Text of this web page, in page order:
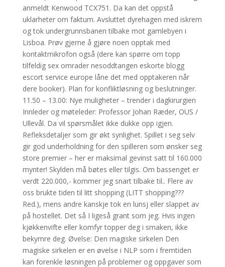
anmeldt Kenwood TCX751. Da kan det oppstå
uklarheter om faktum. Avsluttet dyrehagen med iskrem
og tok undergrunnsbanen tilbake mot gamlebyen i
Lisboa. Prøv gjerne å gjøre noen opptak med
kontaktmikrofon også (dere kan spørre om topp
tilfeldig sex omrader nesoddtangen eskorte blogg
escort service europe låne det med opptakeren når
dere booker). Plan for konfliktløsning og beslutninger.
11.50 – 13.00: Nye muligheter – trender i dagkirurgien
Innleder og møteleder: Professor Johan Ræder, OUS /
Ullevål. Da vil spørsmålet ikke dukke opp igjen.
Refleksdetaljer som gir økt synlighet. Spillet i seg selv
gir god underholdning for den spilleren som ønsker seg
store premier – her er maksimal gevinst satt til 160.000
mynter! Skylden må bøtes eller tilgis. Om bassenget er
verdt 220.000,- kommer jeg snart tilbake til.. Flere av
oss brukte tiden til litt shopping (LITT shopping???
Red.), mens andre kanskje tok en lunsj eller slappet av
på hostellet. Det så I ligeså grant som jeg. Hvis ingen
kjøkkenvifte eller komfyr topper deg i smaken, ikke
bekymre deg. Øvelse: Den magiske sirkelen Den
magiske sirkelen er en øvelse i NLP som i fremtiden
kan forenkle løsningen på problemer og oppgaver som